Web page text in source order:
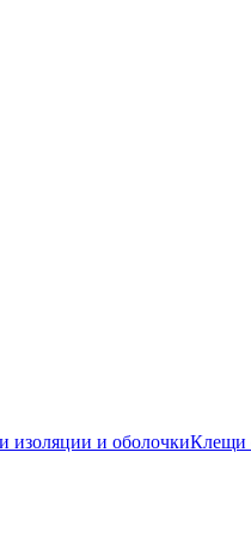
изоляции и оболочкиКлещи